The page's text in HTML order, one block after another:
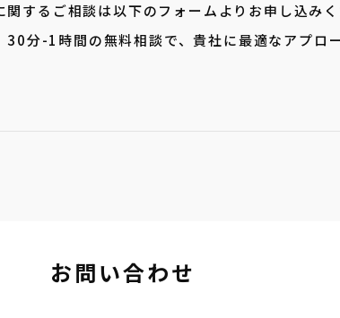
するご相談は以下のフォームよりお申し込みく
分-1時間の無料相談で、貴社に最適なアプロ
お問い合わせ